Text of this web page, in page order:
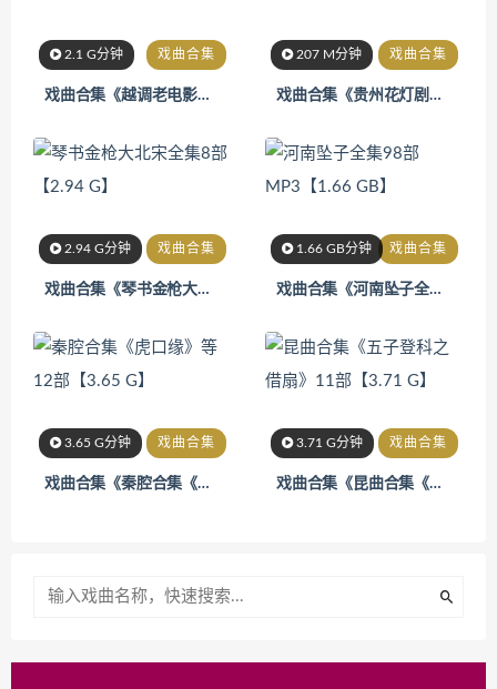
2.1 G分钟 戏曲合集
戏曲合集《越调老电影全集含李天保娶亲等6部【2.1 G】》
207 M分钟 戏曲合集
戏曲合集《贵州花灯剧全集8部【207 M】 》
2.94 G分钟 戏曲合集
戏曲合集《琴书金枪大北宋全集8部【2.94 G】 》
1.66 GB分钟 戏曲合集
戏曲合集《河南坠子全集98部MP3【1.66 GB】 》
3.65 G分钟 戏曲合集
戏曲合集《秦腔合集《虎口缘》等12部【3.65 G】 》
3.71 G分钟 戏曲合集
戏曲合集《昆曲合集《五子登科之借扇》11部【3.71 G】》